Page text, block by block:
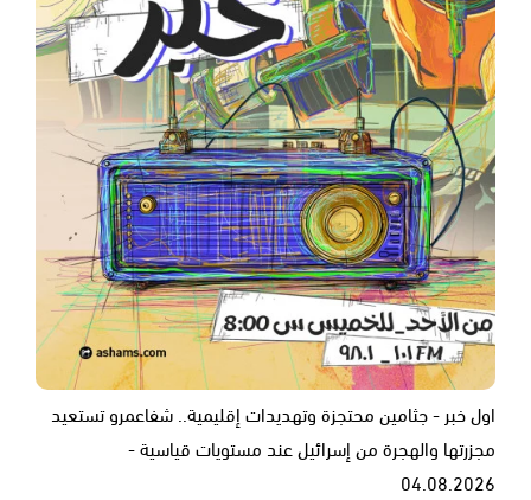
اول خبر - جثامين محتجزة وتهديدات إقليمية.. شفاعمرو تستعيد
مجزرتها والهجرة من إسرائيل عند مستويات قياسية -
04.08.2026